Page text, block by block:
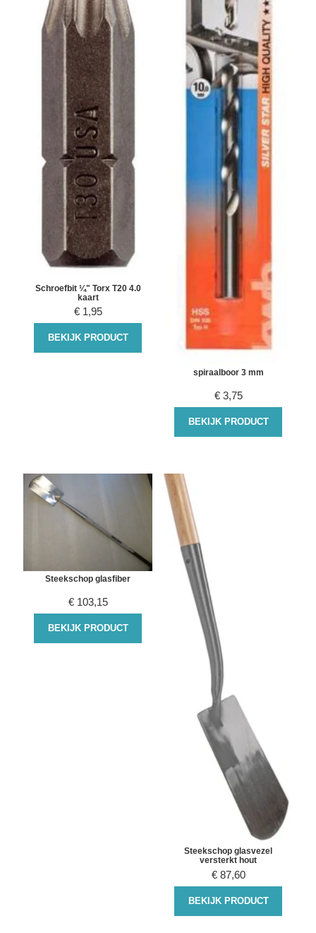
Schroefbit ¼" Torx T20 4.0
kaart
€ 1,95
BEKIJK PRODUCT
spiraalboor 3 mm
€ 3,75
BEKIJK PRODUCT
Steekschop glasfiber
€ 103,15
BEKIJK PRODUCT
Steekschop glasvezel
versterkt hout
€ 87,60
BEKIJK PRODUCT